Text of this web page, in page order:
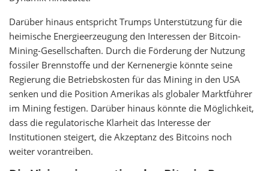
Darüber hinaus entspricht Trumps Unterstützung für die
heimische Energieerzeugung den Interessen der Bitcoin-
Mining-Gesellschaften. Durch die Förderung der Nutzung
fossiler Brennstoffe und der Kernenergie könnte seine
Regierung die Betriebskosten für das Mining in den USA
senken und die Position Amerikas als globaler Marktführer
im Mining festigen. Darüber hinaus könnte die Möglichkeit,
dass die regulatorische Klarheit das Interesse der
Institutionen steigert, die Akzeptanz des Bitcoins noch
weiter vorantreiben.